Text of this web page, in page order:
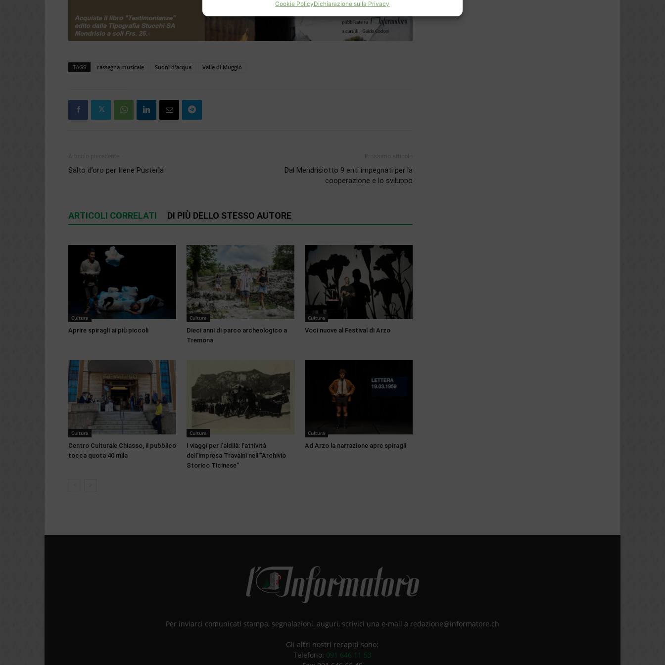
Cookie PolicyDichiarazione sulla Privacy
TAGS rassegna musicale Suoni d'acqua Valle di Muggio
Salto d’oro per Irene Pusterla
Dal Mendrisiotto 9 enti impegnati per la
cooperazione e lo sviluppo
ARTICOLI CORRELATI DI PIÙ DELLO STESSO AUTORE
Cultura
Aprire spiragli ai più piccoli
Cultura
Dieci anni di parco archeologico a
Tremona
Cultura
Voci nuove al Festival di Arzo
Cultura
Centro Culturale Chiasso, il pubblico
tocca quota 40 mila
Cultura
I viaggi per l’aldilà: l’attività
dell’impresa Travaini nell'”Archivio
Storico Ticinese”
Cultura
Ad Arzo la narrazione apre spiragli
Per inviarci comunicati stampa, segnalazioni, auguri, scrivici una e-mail a redazione@informatore.ch
Gli altri nostri recapiti sono:
Telefono: 091 646 11 53